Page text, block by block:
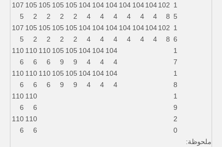
1
5
102
8
104
4
104
4
104
4
104
4
104
4
104
4
105
2
105
2
105
2
105
2
107
5
1
6
102
8
104
4
104
4
104
4
104
4
104
4
104
4
105
2
105
2
105
2
105
2
107
5
1
7
104
4
104
4
104
4
105
9
105
9
110
6
110
6
110
6
1
8
104
4
104
4
104
4
105
9
105
9
110
6
110
6
110
6
1
9
110
6
110
6
2
0
110
6
110
6
ملحوظة: